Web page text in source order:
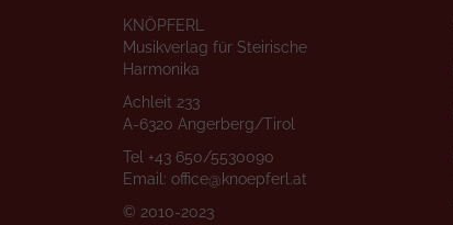
KNÖPFERL
Musikverlag für Steirische
Harmonika
Achleit 233
A-6320 Angerberg/Tirol
Tel +43 650/5530090
Email: office@knoepferl.at
© 2010-2023